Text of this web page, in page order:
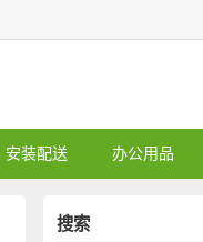
安装配送 办公用品
搜索